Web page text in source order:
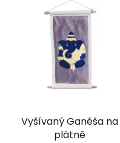
Vyšívaný Ganéša na
plátně